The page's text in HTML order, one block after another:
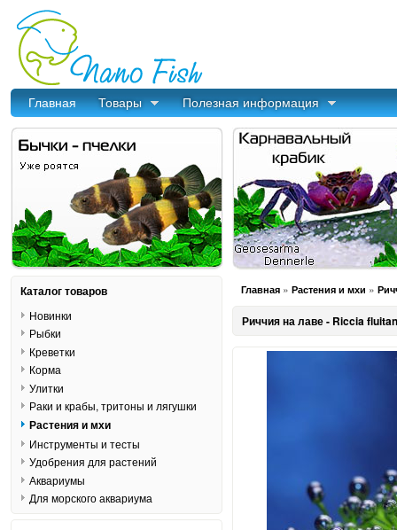
Главная Товары Полезная информация
Главная » Растения и мхи »
Риччия на лаве - Riccia
Каталог товаров
Новинки
Рыбки
Креветки
Корма
Улитки
Раки и крабы, тритоны и лягушки
Растения и мхи
Инструменты и тесты
Удобрения для растений
Аквариумы
Для морского аквариума